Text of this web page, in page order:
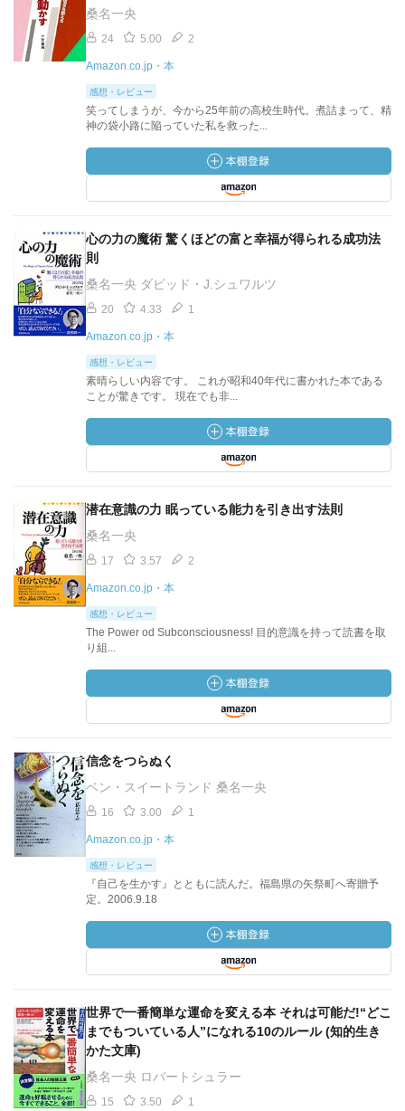
桑名一央
24 5.00 2
Amazon.co.jp・本
感想・レビュー
笑ってしまうが、今から25年前の高校生時代。煮詰まって、精
神の袋小路に陥っていた私を救った...
心の力の魔術 驚くほどの富と幸福が得られる成功法
則
桑名一央 ダビッド・J.シュワルツ
20 4.33 1
Amazon.co.jp・本
感想・レビュー
素晴らしい内容です。 これが昭和40年代に書かれた本である
ことが驚きです。 現在でも非...
潜在意識の力 眠っている能力を引き出す法則
桑名一央
17 3.57 2
Amazon.co.jp・本
感想・レビュー
The Power od Subconsciousness! 目的意識を持って読書を取
り組...
信念をつらぬく
ベン・スイートランド 桑名一央
16 3.00 1
Amazon.co.jp・本
感想・レビュー
『自己を生かす』とともに読んだ。福島県の矢祭町へ寄贈予
定。2006.9.18
世界で一番簡単な運命を変える本 それは可能だ!“どこ
までもついている人”になれる10のルール (知的生き
かた文庫)
桑名一央 ロバートシュラー
15 3.50 1